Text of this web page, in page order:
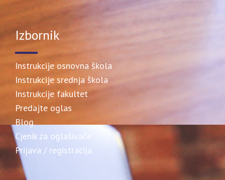
Izbornik
Instrukcije osnovna škola
Instrukcije srednja škola
Instrukcije fakultet
Predajte oglas
Blog
Cjenik za oglašivače
Prijava / registracija